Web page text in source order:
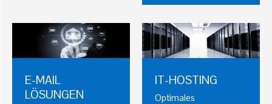
E-MAIL
LÖSUNGEN
IT-HOSTING
Optimales